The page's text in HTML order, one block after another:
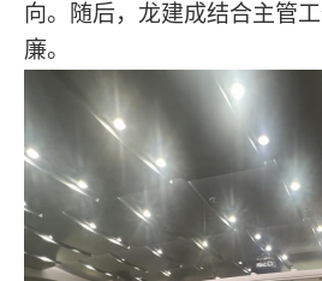
向。随后，龙建成结合主管
廉。